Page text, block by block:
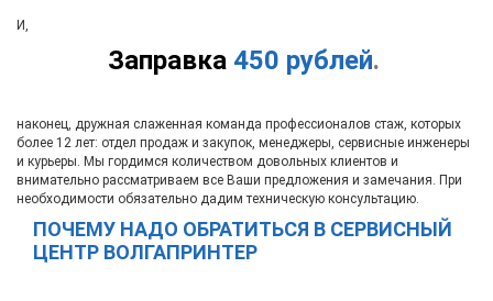
Заправка 450 рублей.
И,
наконец, дружная слаженная команда профессионалов стаж, которых
более 12 лет: отдел продаж и закупок, менеджеры, сервисные инженеры
и курьеры. Мы гордимся количеством довольных клиентов и
внимательно рассматриваем все Ваши предложения и замечания. При
необходимости обязательно дадим техническую консультацию.
ПОЧЕМУ НАДО ОБРАТИТЬСЯ В СЕРВИСНЫЙ
ЦЕНТР ВОЛГАПРИНТЕР